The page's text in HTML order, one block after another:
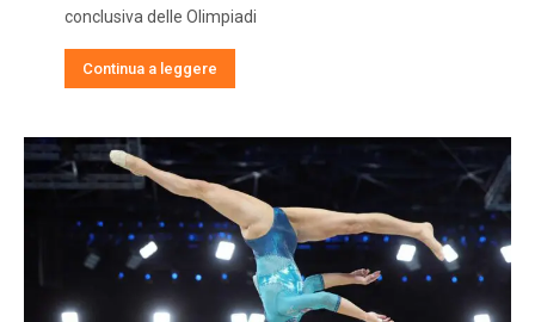
conclusiva delle Olimpiadi
Continua a leggere